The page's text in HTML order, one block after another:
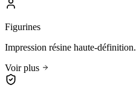
Figurines
Impression résine haute-définition.
Voir plus